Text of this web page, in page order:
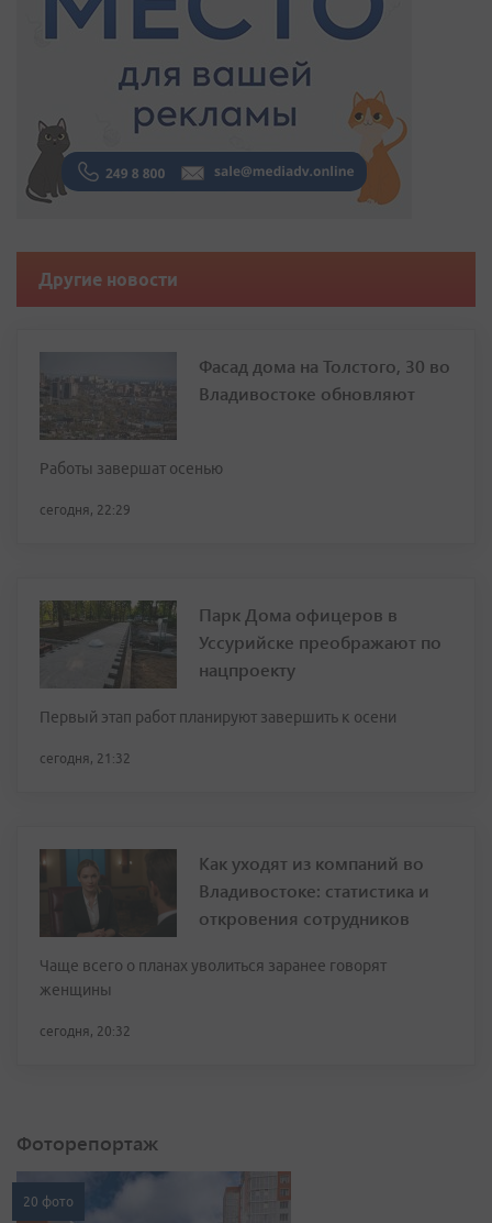
Другие новости
Фасад дома на Толстого, 30 во
Владивостоке обновляют
Работы завершат осенью
сегодня, 22:29
Парк Дома офицеров в
Уссурийске преображают по
нацпроекту
Первый этап работ планируют завершить к осени
сегодня, 21:32
Как уходят из компаний во
Владивостоке: статистика и
откровения сотрудников
Чаще всего о планах уволиться заранее говорят
женщины
сегодня, 20:32
Фоторепортаж
20 фото